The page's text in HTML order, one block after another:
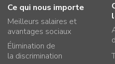
Ce qui nous importe
Meilleurs salaires et
avantages sociaux
Élimination de
la discrimination